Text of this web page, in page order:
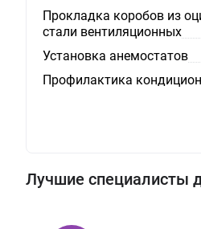
Прокладка коробов из
стали вентиляционных
Установка анемостатов
Профилактика
Лучшие специалисты